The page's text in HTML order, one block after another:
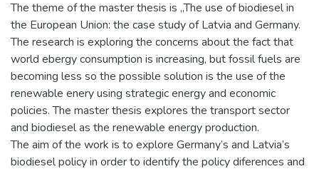
The theme of the master thesis is „The use of biodiesel in
the European Union: the case study of Latvia and Germany.
The research is exploring the concerns about the fact that
world ebergy consumption is increasing, but fossil fuels are
becoming less so the possible solution is the use of the
renewable enery using strategic energy and economic
policies. The master thesis explores the transport sector
and biodiesel as the renewable energy production.
The aim of the work is to explore Germany’s and Latvia’s
biodiesel policy in order to identify the policy diferences and